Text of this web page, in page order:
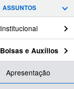
ASSUNTOS
Institucional
Bolsas e Auxílios
Apresentação